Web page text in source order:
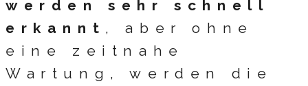
werden sehr schnell
erkannt , aber ohne
eine zeitnahe
Wartung, werden die